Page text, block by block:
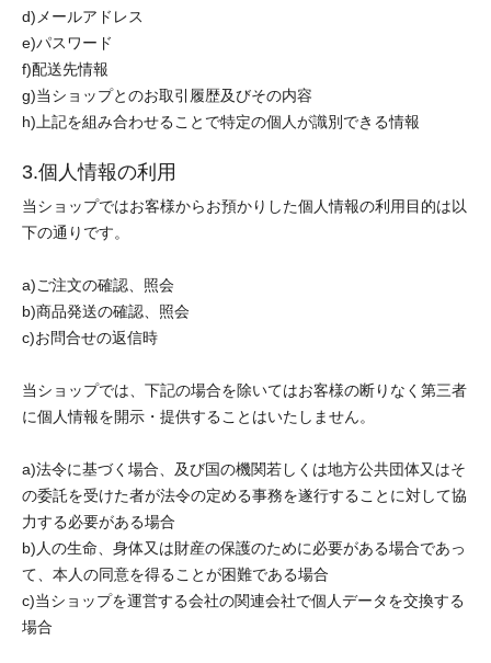
d)メールアドレス
e)パスワード
f)配送先情報
g)当ショップとのお取引履歴及びその内容
h)上記を組み合わせることで特定の個人が識別できる情報
3.個人情報の利用
当ショップではお客様からお預かりした個人情報の利用目的は以
下の通りです。
a)ご注文の確認、照会
b)商品発送の確認、照会
c)お問合せの返信時
当ショップでは、下記の場合を除いてはお客様の断りなく第三者
に個人情報を開示・提供することはいたしません。
a)法令に基づく場合、及び国の機関若しくは地方公共団体又はそ
の委託を受けた者が法令の定める事務を遂行することに対して協
力する必要がある場合
b)人の生命、身体又は財産の保護のために必要がある場合であっ
て、本人の同意を得ることが困難である場合
c)当ショップを運営する会社の関連会社で個人データを交換する
場合